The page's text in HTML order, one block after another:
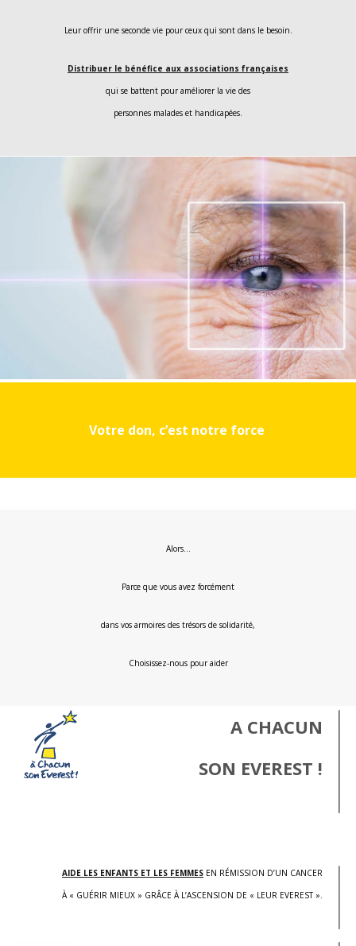
Leur offrir une seconde vie pour ceux qui sont dans le besoin.
Distribuer le bénéfice aux associations françaises
qui se battent pour améliorer la vie des
personnes malades et handicapées.
Votre don, c’est notre force
Alors…
Parce que vous avez forcément
dans vos armoires des trésors de solidarité,
Choisissez-nous pour aider
A CHACUN
SON EVEREST !
AIDE LES ENFANTS ET LES FEMMES EN RÉMISSION D’UN CANCER
À « GUÉRIR MIEUX » GRÂCE À L’ASCENSION DE « LEUR EVEREST ».